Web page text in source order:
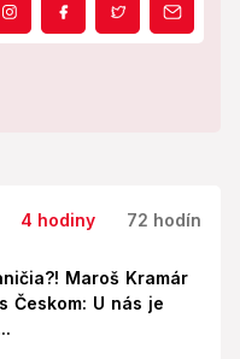
4 hodiny 72 hodín
Maroš Kramár
Českom: U nás je